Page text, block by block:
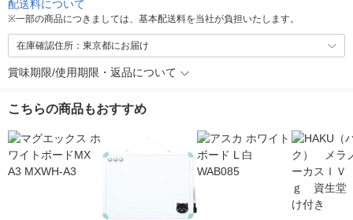
配送料について
※一部の商品につきましては、基本配送料を当社が負担いたします。
在庫確認住所：東京都にお届け
賞味期限/使用期限・返品について
こちらの商品もおすすめ